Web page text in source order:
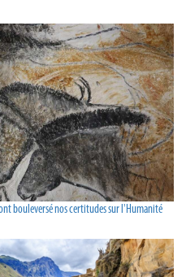
bouleversé nos certitudes sur l'Humanité